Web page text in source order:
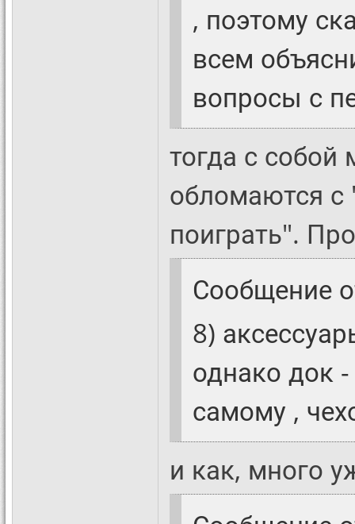
, поэтому
всем
вопросы с
тогда с
обломаются с
поиграть".
Сообщение
8)
однако док
самому ,
и как, много